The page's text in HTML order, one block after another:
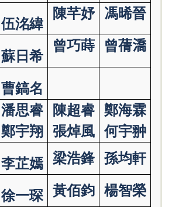
伍洺緯
陳芊妤 馮晞晉
蘇日希
曾巧蒔 曾蒨𣾷
曹鎬名
潘思睿
鄭宇翔
陳超睿
張焯風
鄭海霖
何宇翀
李芷嫣 梁浩鋒 孫均軒
徐一琛 黃佰鈞 楊智榮